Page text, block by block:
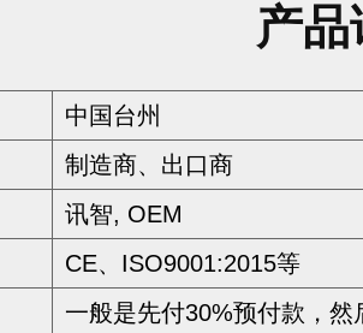
产
中国台州
制造商、出口商
讯智, OEM
CE、ISO9001:2015等
一般是先付30%预付款，然